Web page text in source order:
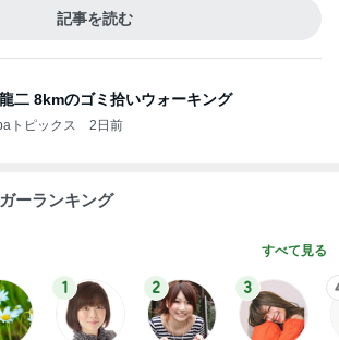
記事を読む
二 8kmのゴミ拾いウォーキング
トピックス 2日前
ーランキング
すべて見る
1 2 3